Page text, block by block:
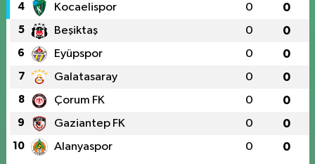
4 Kocaelispor 0 0
5 Beşiktaş 0 0
6 Eyüpspor 0 0
7 Galatasaray 0 0
8 Çorum FK 0 0
9 Gaziantep FK 0 0
10 Alanyaspor 0 0